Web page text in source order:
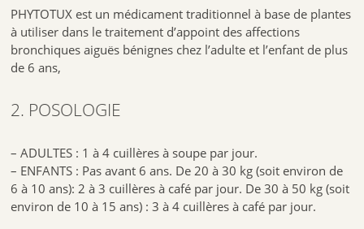
PHYTOTUX est un médicament traditionnel à base de plantes
à utiliser dans le traitement d’appoint des affections
bronchiques aiguës bénignes chez l’adulte et l’enfant de plus
de 6 ans,
2. POSOLOGIE
– ADULTES : 1 à 4 cuillères à soupe par jour.
– ENFANTS : Pas avant 6 ans. De 20 à 30 kg (soit environ de
6 à 10 ans): 2 à 3 cuillères à café par jour. De 30 à 50 kg (soit
environ de 10 à 15 ans) : 3 à 4 cuillères à café par jour.